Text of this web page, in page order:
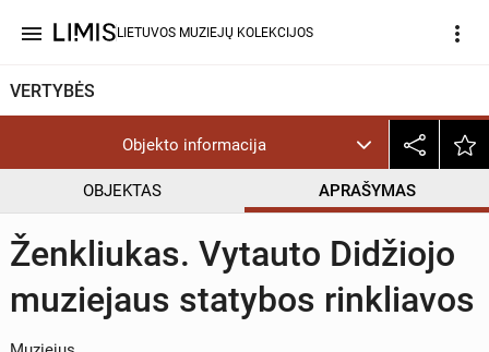
menu LIETUVOS MUZIEJŲ KOLEKCIJOS more_vert
VERTYBĖS
Objekto informacija
OBJEKTAS APRAŠYMAS
Ženkliukas. Vytauto Didžiojo
muziejaus statybos rinkliavos